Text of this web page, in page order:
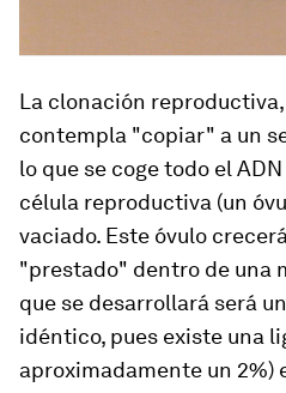
La clonación
contempla "copiar" a un
lo que se coge todo el
célula reproductiva (un
vaciado. Este óvulo
"prestado" dentro de una
que se desarrollará será
idéntico, pues existe una
aproximadamente un 2%)